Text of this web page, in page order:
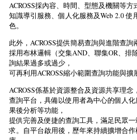
ACROSS採內容、時間、型態及機關等方
知識導引服務、個人化服務及Web 2.0
色。
此外，ACROSS提供簡易查詢與進階查
採用布林邏輯（交集AND、聯集OR、排
詢結果過多或過少，
可再利用ACROSS縮小範圍查詢功能與擴
ACROSS係基於資源整合及資源共享理
查詢平台，具備以使用者為中心的個人
果後分析等功能，
提供完善及便捷的查詢工具，滿足民眾
求。自平台啟用後，歷年來持續擴增合